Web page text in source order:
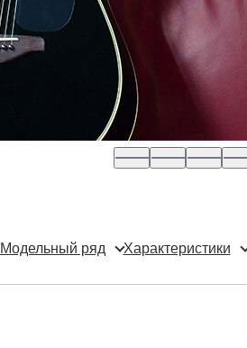
Модельный ряд Характеристики